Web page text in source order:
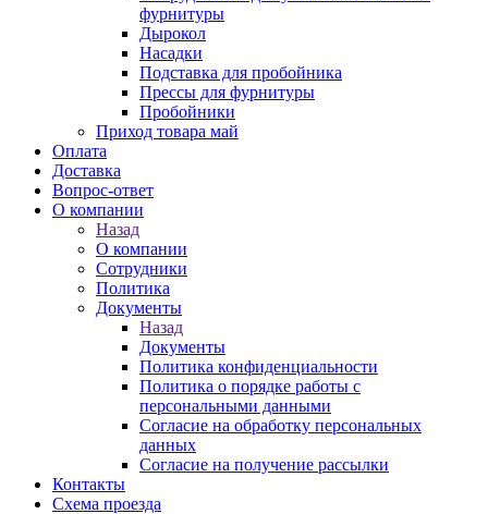
фурнитуры
Дырокол
Насадки
Подставка для пробойника
Прессы для фурнитуры
Пробойники
Приход товара май
Оплата
Доставка
Вопрос-ответ
О компании
Назад
О компании
Сотрудники
Политика
Документы
Назад
Документы
Политика конфиденциальности
Политика о порядке работы с
персональными данными
Согласие на обработку персональных
данных
Согласие на получение рассылки
Контакты
Схема проезда